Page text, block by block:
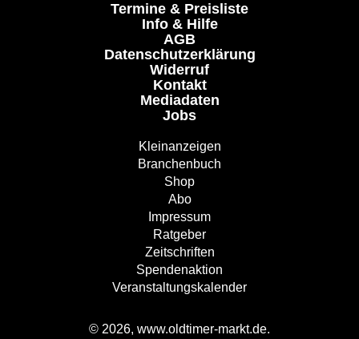
Termine & Preisliste
Info & Hilfe
AGB
Datenschutzerklärung
Widerruf
Kontakt
Mediadaten
Jobs
Kleinanzeigen
Branchenbuch
Shop
Abo
Impressum
Ratgeber
Zeitschriften
Spendenaktion
Veranstaltungskalender
© 2026, www.oldtimer-markt.de.